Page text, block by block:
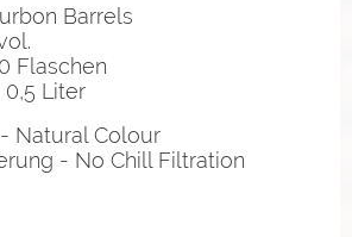
Barrels
Flaschen
0,5 Liter
Natural Colour
- No Chill Filtration